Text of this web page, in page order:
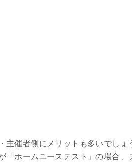
主催者側にメリットも多いでし
「ホームユーステスト」の場合、